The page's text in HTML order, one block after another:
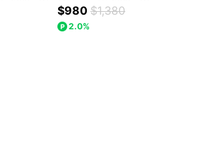
$980 $1,380
2.0%